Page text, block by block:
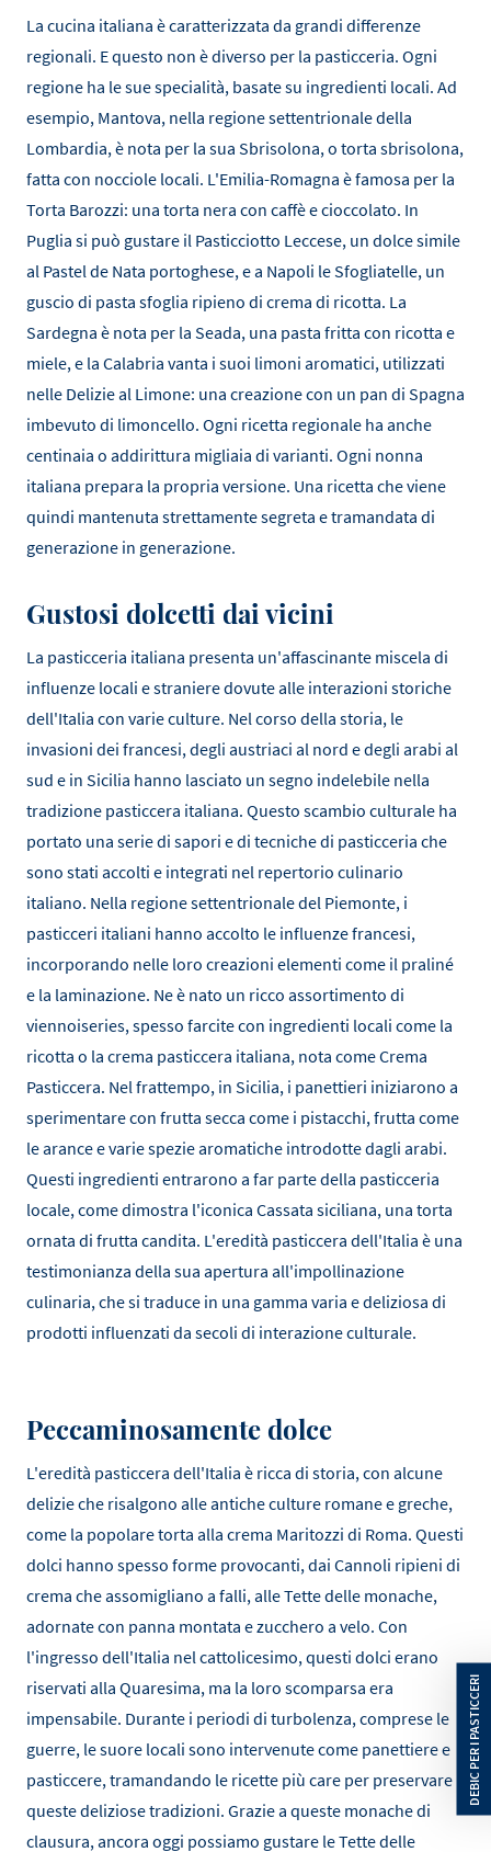
La cucina italiana è caratterizzata da grandi differenze
regionali. E questo non è diverso per la pasticceria. Ogni
regione ha le sue specialità, basate su ingredienti locali. Ad
esempio, Mantova, nella regione settentrionale della
Lombardia, è nota per la sua Sbrisolona, o torta sbrisolona,
fatta con nocciole locali. L'Emilia-Romagna è famosa per la
Torta Barozzi: una torta nera con caffè e cioccolato. In
Puglia si può gustare il Pasticciotto Leccese, un dolce simile
al Pastel de Nata portoghese, e a Napoli le Sfogliatelle, un
guscio di pasta sfoglia ripieno di crema di ricotta. La
Sardegna è nota per la Seada, una pasta fritta con ricotta e
miele, e la Calabria vanta i suoi limoni aromatici, utilizzati
nelle Delizie al Limone: una creazione con un pan di Spagna
imbevuto di limoncello. Ogni ricetta regionale ha anche
centinaia o addirittura migliaia di varianti. Ogni nonna
italiana prepara la propria versione. Una ricetta che viene
quindi mantenuta strettamente segreta e tramandata di
generazione in generazione.
Gustosi dolcetti dai vicini
La pasticceria italiana presenta un'affascinante miscela di
influenze locali e straniere dovute alle interazioni storiche
dell'Italia con varie culture. Nel corso della storia, le
invasioni dei francesi, degli austriaci al nord e degli arabi al
sud e in Sicilia hanno lasciato un segno indelebile nella
tradizione pasticcera italiana. Questo scambio culturale ha
portato una serie di sapori e di tecniche di pasticceria che
sono stati accolti e integrati nel repertorio culinario
italiano. Nella regione settentrionale del Piemonte, i
pasticceri italiani hanno accolto le influenze francesi,
incorporando nelle loro creazioni elementi come il praliné
e la laminazione. Ne è nato un ricco assortimento di
viennoiseries, spesso farcite con ingredienti locali come la
ricotta o la crema pasticcera italiana, nota come Crema
Pasticcera. Nel frattempo, in Sicilia, i panettieri iniziarono a
sperimentare con frutta secca come i pistacchi, frutta come
le arance e varie spezie aromatiche introdotte dagli arabi.
Questi ingredienti entrarono a far parte della pasticceria
locale, come dimostra l'iconica Cassata siciliana, una torta
ornata di frutta candita. L'eredità pasticcera dell'Italia è una
testimonianza della sua apertura all'impollinazione
culinaria, che si traduce in una gamma varia e deliziosa di
prodotti influenzati da secoli di interazione culturale.
Peccaminosamente dolce
L'eredità pasticcera dell'Italia è ricca di storia, con alcune
delizie che risalgono alle antiche culture romane e greche,
come la popolare torta alla crema Maritozzi di Roma. Questi
dolci hanno spesso forme provocanti, dai Cannoli ripieni di
crema che assomigliano a falli, alle Tette delle monache,
adornate con panna montata e zucchero a velo. Con
l'ingresso dell'Italia nel cattolicesimo, questi dolci erano
riservati alla Quaresima, ma la loro scomparsa era
impensabile. Durante i periodi di turbolenza, comprese le
guerre, le suore locali sono intervenute come panettiere e
pasticcere, tramandando le ricette più care per preservare
queste deliziose tradizioni. Grazie a queste monache di
clausura, ancora oggi possiamo gustare le Tette delle